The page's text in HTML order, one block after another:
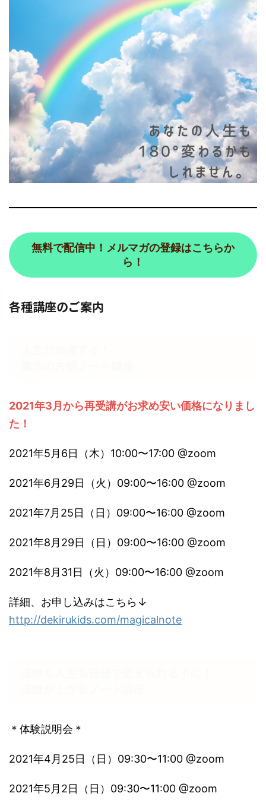
無料で配信中！メルマガの登録はこちらか
ら！
各種講座のご案内
2021年3月から再受講がお求め安い価格になりまし
た！
2021年5月6日（木）10:00〜17:00 @zoom
2021年6月29日（火）09:00〜16:00 @zoom
2021年7月25日（日）09:00〜16:00 @zoom
2021年8月29日（日）09:00〜16:00 @zoom
2021年8月31日（火）09:00〜16:00 @zoom
詳細、お申し込みはこちら↓
http://dekirukids.com/magicalnote
＊体験説明会＊
2021年4月25日（日）09:30〜11:00 @zoom
2021年5月2日（日）09:30〜11:00 @zoom